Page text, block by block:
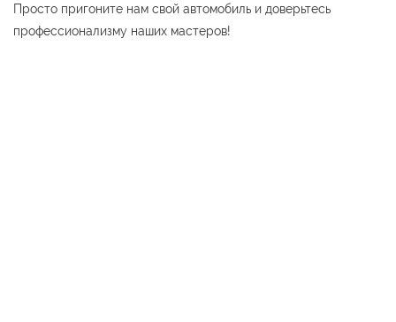
Просто пригоните нам свой автомобиль и доверьтесь
профессионализму наших мастеров!